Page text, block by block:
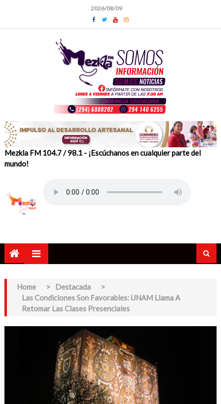
content
2026/08/09
Mezkla FM 104.7 / 98.1 - ¡Escúchanos en cualquier parte del
mundo!
Home > Destacada
>
Las Condiciones Son Favorables: UNAM Llama A
Retomar Las Clases Presenciales